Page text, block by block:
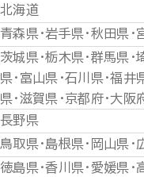
北海道
青森県・岩手県・秋田県・
茨城県・栃木県・群馬県・
県・富山県・石川県・福井
県・滋賀県・京都府・大阪
長野県
鳥取県・島根県・岡山県・
徳島県・香川県・愛媛県・